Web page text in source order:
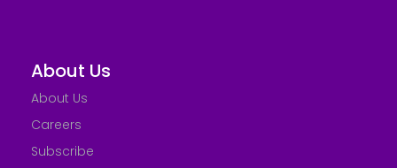
About Us
About Us
Careers
Subscribe